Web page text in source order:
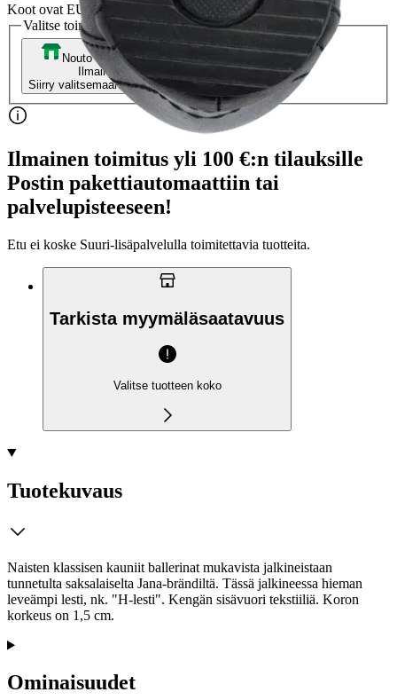
Koot ovat EUR kokoja
Valitse toimitustapa
Nouto myymälästä
Ilmainen
Siirry valitsemaan myymälä
Ei saatavilla
Ilmainen toimitus yli 100 €:n tilauksille
Postin pakettiautomaattiin tai
palvelupisteeseen!
Etu ei koske Suuri‑lisäpalvelulla toimitettavia tuotteita.
Tarkista myymäläsaatavuus
Valitse tuotteen koko
Tuotekuvaus
Naisten klassisen kauniit ballerinat mukavista jalkineistaan
tunnetulta saksalaiselta Jana-brändiltä. Tässä jalkineessa hieman
leveämpi lesti, nk. "H-lesti". Kengän sisävuori tekstiiliä. Koron
korkeus on 1,5 cm.
Ominaisuudet